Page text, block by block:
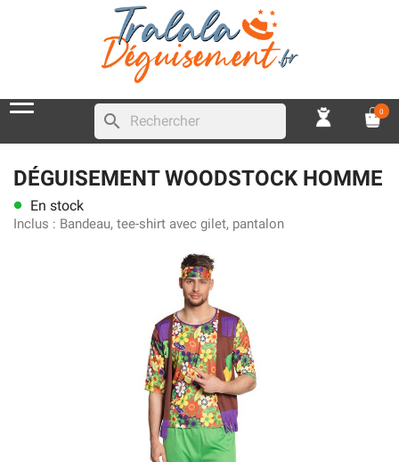
search 0
DÉGUISEMENT WOODSTOCK HOMME
lens En stock
Inclus : Bandeau, tee-shirt avec gilet, pantalon